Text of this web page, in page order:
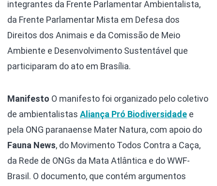
integrantes da Frente Parlamentar Ambientalista,
da Frente Parlamentar Mista em Defesa dos
Direitos dos Animais e da Comissão de Meio
Ambiente e Desenvolvimento Sustentável que
participaram do ato em Brasília.
Manifesto O manifesto foi organizado pelo coletivo
de ambientalistas Aliança Pró Biodiversidade e
pela ONG paranaense Mater Natura, com apoio do
Fauna News, do Movimento Todos Contra a Caça,
da Rede de ONGs da Mata Atlântica e do WWF-
Brasil. O documento, que contém argumentos